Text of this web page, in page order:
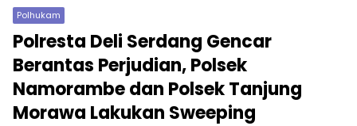
Polhukam
Polresta Deli Serdang Gencar
Berantas Perjudian, Polsek
Namorambe dan Polsek Tanjung
Morawa Lakukan Sweeping